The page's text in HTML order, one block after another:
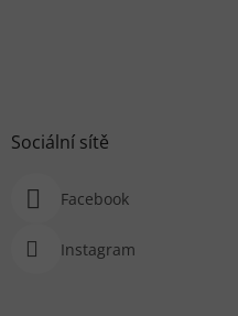
Sociální sítě
Facebook
Instagram